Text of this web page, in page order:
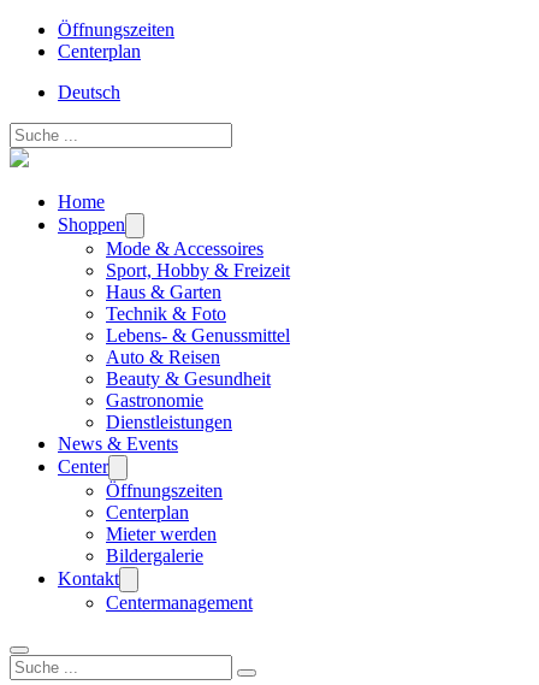
Öffnungszeiten
Centerplan
Deutsch
Suchen
Home
Shoppen
Mode & Accessoires
Sport, Hobby & Freizeit
Haus & Garten
Technik & Foto
Lebens- & Genussmittel
Auto & Reisen
Beauty & Gesundheit
Gastronomie
Dienstleistungen
News & Events
Center
Öffnungszeiten
Centerplan
Mieter werden
Bildergalerie
Kontakt
Centermanagement
Suchen